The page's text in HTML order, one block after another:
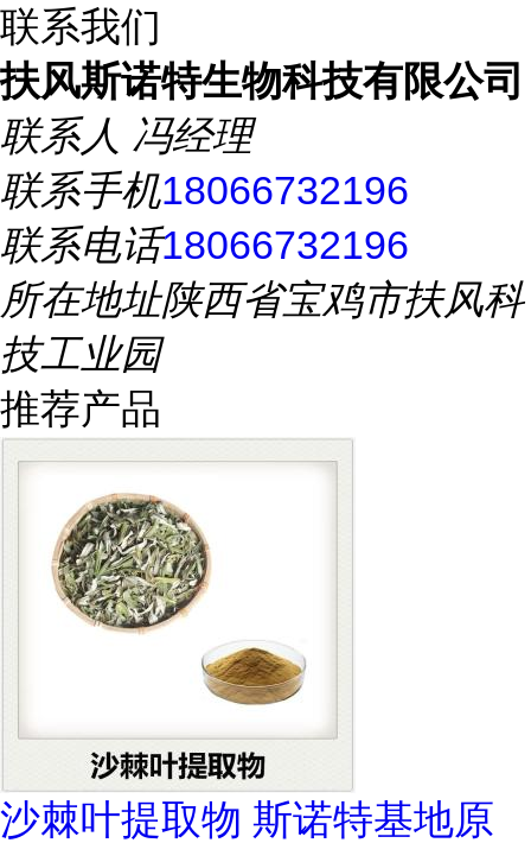
联系我们
扶风斯诺特生物科技有限公司
联系人 冯经理
联系手机18066732196
联系电话18066732196
所在地址陕西省宝鸡市扶风科
技工业园
推荐产品
沙棘叶提取物 斯诺特基地原